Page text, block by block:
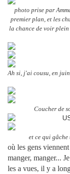
photo prise par
premier plan, et les
la chance de voir plein
Ah si, j'ai cousu, en
Coucher de
et ce qui
où les gens
manger, manger...
les a vues, il y a